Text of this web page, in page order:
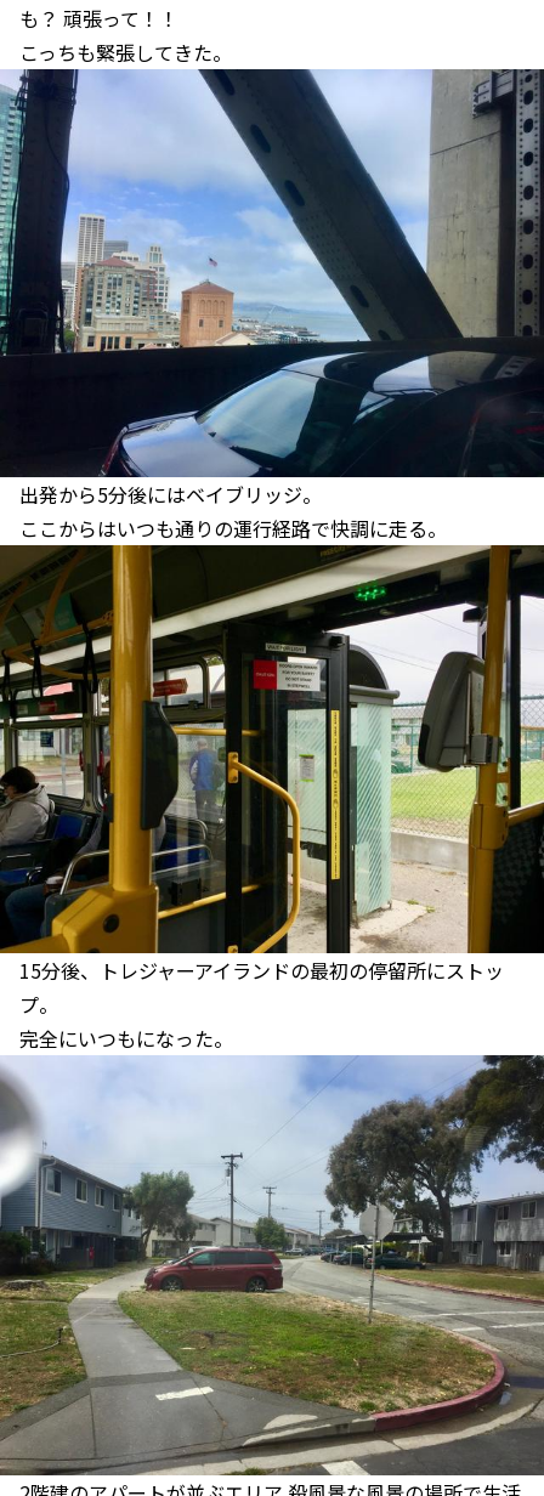
も？ 頑張って！！
こっちも緊張してきた。
出発から5分後にはベイブリッジ。
ここからはいつも通りの運行経路で快調に走る。
15分後、トレジャーアイランドの最初の停留所にストッ
プ。
完全にいつもになった。